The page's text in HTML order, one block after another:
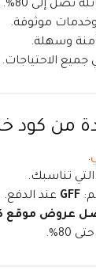
تصل إلى 80%.
موثوقة.
وسهلة.
جميع الاحتياجات.
من كود
.
التي تناسبك.
GFF عند الدفع.
عروض موقع